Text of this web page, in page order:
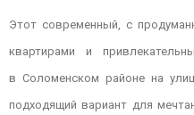
Этот современный, с
квартирами и
в Соломенском районе на
подходящий вариант для